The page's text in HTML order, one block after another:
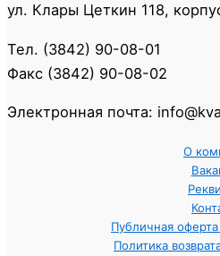
ул. Клары Цеткин 118,
Тел. (3842) 90-08-01
Факс (3842) 90-08-02
Электронная почта:
О
Публичная
Политика